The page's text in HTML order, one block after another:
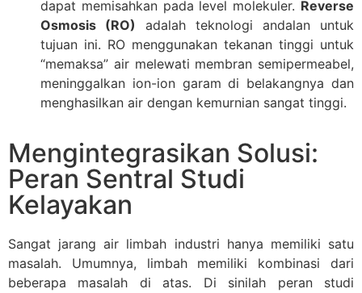
dapat memisahkan pada level molekuler. Reverse
Osmosis (RO) adalah teknologi andalan untuk
tujuan ini. RO menggunakan tekanan tinggi untuk
“memaksa” air melewati membran semipermeabel,
meninggalkan ion-ion garam di belakangnya dan
menghasilkan air dengan kemurnian sangat tinggi.
Mengintegrasikan Solusi:
Peran Sentral Studi
Kelayakan
Sangat jarang air limbah industri hanya memiliki satu
masalah. Umumnya, limbah memiliki kombinasi dari
beberapa masalah di atas. Di sinilah peran studi